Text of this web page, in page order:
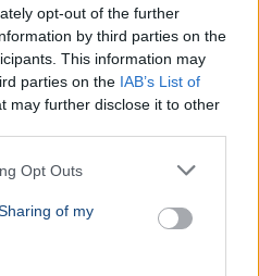
opt-out of the further
by third parties on the
This information may
parties on the IAB’s List of
may further disclose it to other
Opt Outs
of my